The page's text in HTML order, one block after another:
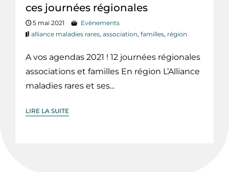
ces journées régionales
5 mai 2021
Evènements
alliance maladies rares, association, familles, région
A vos agendas 2021 ! 12 journées régionales
associations et familles En région L’Alliance
maladies rares et ses...
LIRE LA SUITE